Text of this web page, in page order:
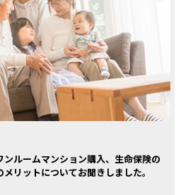
ルームマンション購入、生命保険の
リットについてお聞きしました。